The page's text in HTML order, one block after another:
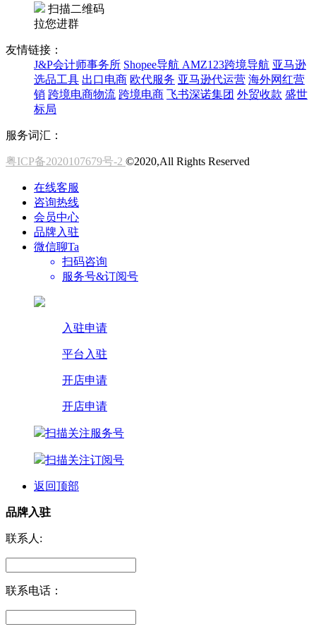
扫描二维码
拉您进群
友情链接：
J&P会计师事务所 Shopee导航 AMZ123跨境导航 亚马逊
选品工具 出口电商 欧代服务 亚马逊代运营 海外网红营
销 跨境电商物流 跨境电商 飞书深诺集团 外贸收款 盛世
标局
服务词汇：
粤ICP备2020107679号-2 ©2020,All Rights Reserved
在线客服
咨询热线
会员中心
品牌入驻
微信聊Ta
扫码咨询
服务号&订阅号
入驻申请
平台入驻
开店申请
开店申请
扫描关注服务号
扫描关注订阅号
返回顶部
品牌入驻
联系人:
联系电话：